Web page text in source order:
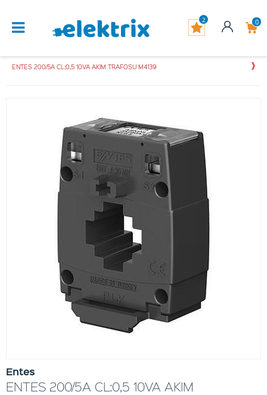
0
2
ENTES 200/5A CL:0,5 10VA AKIM TRAFOSU M4139
Entes
ENTES 200/5A CL:0,5 10VA AKIM